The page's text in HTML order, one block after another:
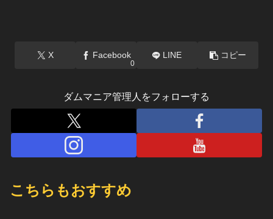
X Facebook
0
LINE コピー
ダムマニア管理人をフォローする
こちらもおすすめ